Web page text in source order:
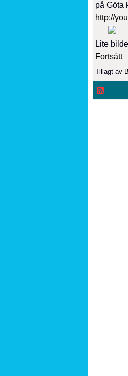
på Göta
http://
Lite
Fortsätt
Tillagt av